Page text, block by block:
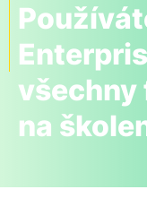
všechny
na